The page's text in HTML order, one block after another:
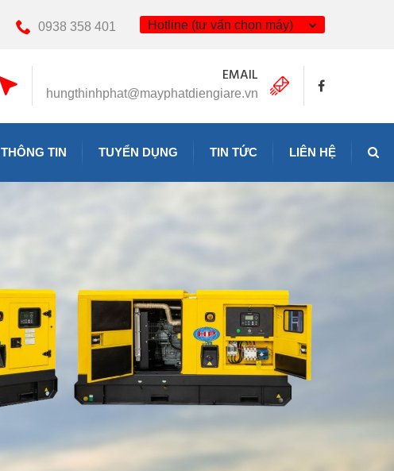
Hotline (tư vấn chọn máy)
0938 358 401
EMAIL
hungthinhphat@mayphatdiengiare.vn
THÔNG TIN TUYỂN DỤNG TIN TỨC LIÊN HỆ